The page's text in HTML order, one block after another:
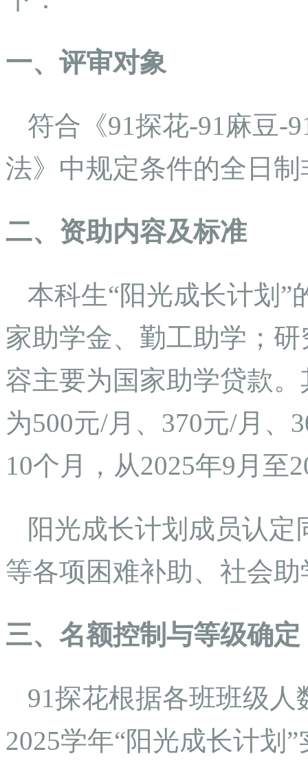
一、评审对象
符合《91探花-91麻豆-
法》中规定条件的全日
二、资助内容及标准
本科生“阳光成长计划”
家助学金、勤工助学；
容主要为国家助学贷款
为500元/月、370元/月、
10个月，从2025年9月至
阳光成长计划成员认定
等各项困难补助、社会
三、名额控制与等级确定
91探花根据各班班级人
2025学年“阳光成长计划